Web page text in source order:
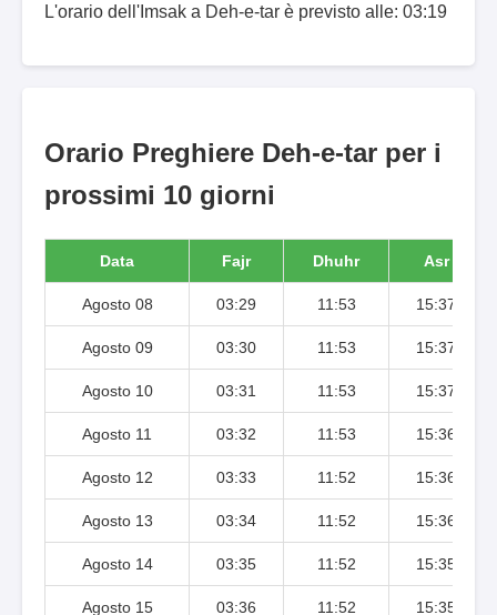
L'orario dell'Imsak a Deh-e-tar è previsto alle: 03:19
Orario Preghiere Deh-e-tar per i
prossimi 10 giorni
Data Fajr Dhuhr Asr
Agosto 08 03:29 11:53 15:37
Agosto 09 03:30 11:53 15:37
Agosto 10 03:31 11:53 15:37
Agosto 11 03:32 11:53 15:36
Agosto 12 03:33 11:52 15:36
Agosto 13 03:34 11:52 15:36
Agosto 14 03:35 11:52 15:35
Agosto 15 03:36 11:52 15:35